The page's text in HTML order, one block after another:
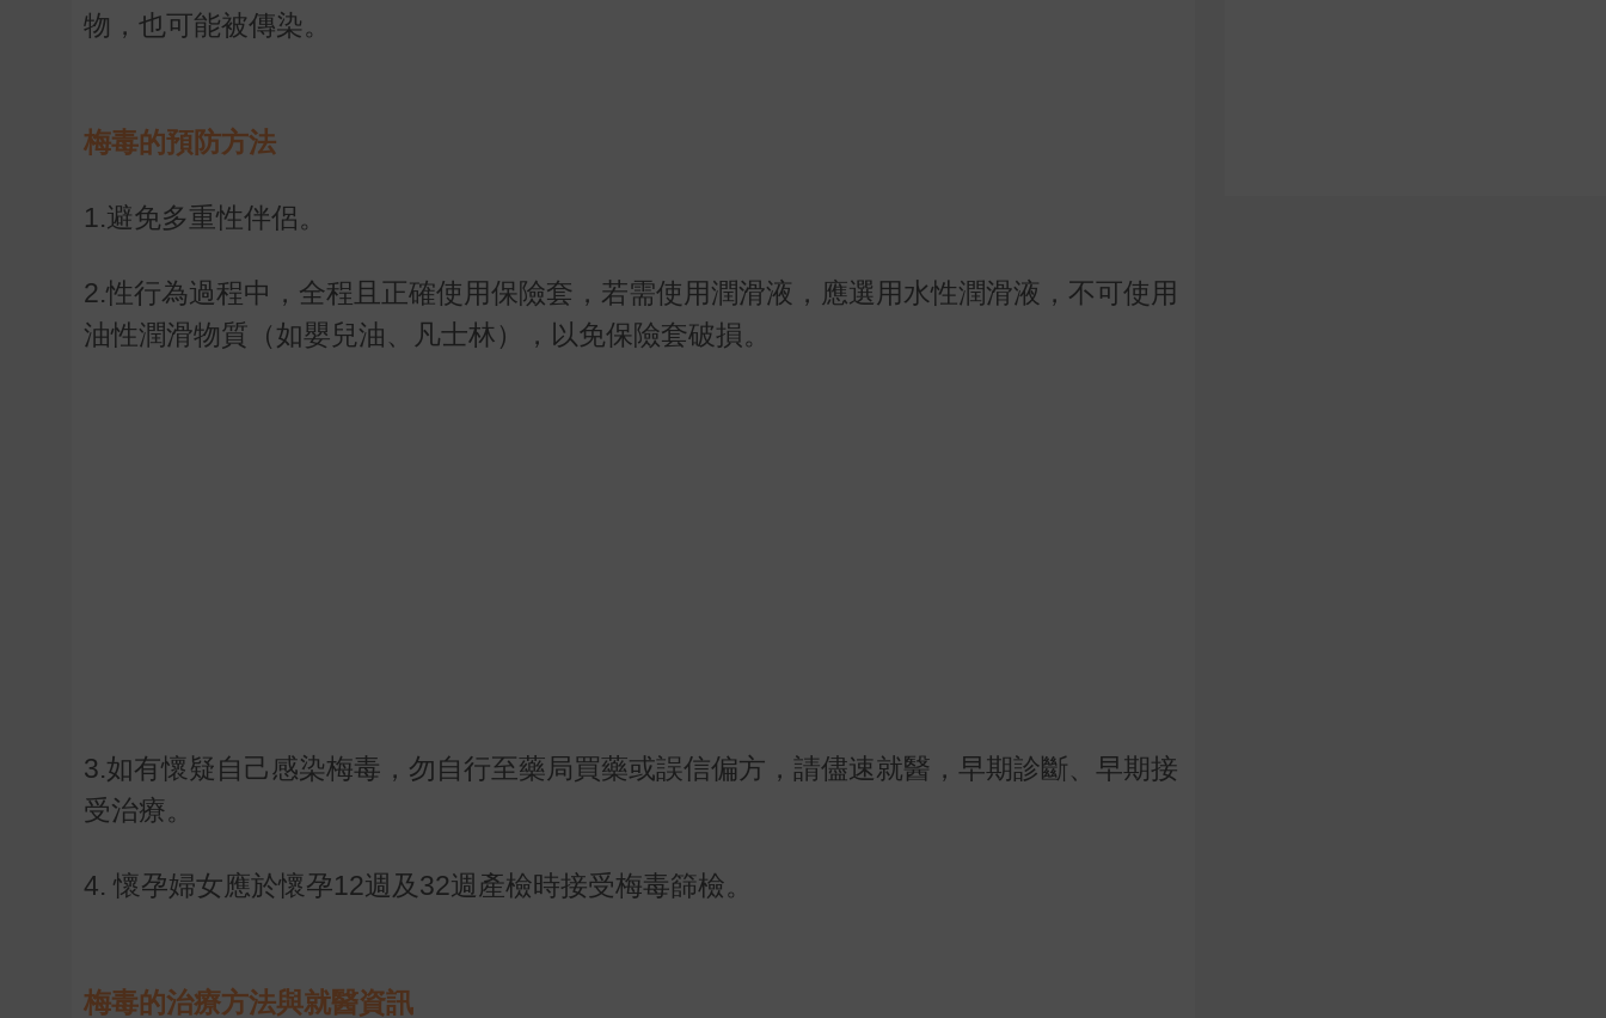
物，也可能被傳染。
梅毒的預防方法
1.避免多重性伴侶。
2.性行為過程中，全程且正確使用保險套，若需使用潤滑液，應選用水性潤滑液，不可使用
油性潤滑物質（如嬰兒油、凡士林），以免保險套破損。
3.如有懷疑自己感染梅毒，勿自行至藥局買藥或誤信偏方，請儘速就醫，早期診斷、早期接
受治療。
4. 懷孕婦女應於懷孕12週及32週產檢時接受梅毒篩檢。
梅毒的治療方法與就醫資訊